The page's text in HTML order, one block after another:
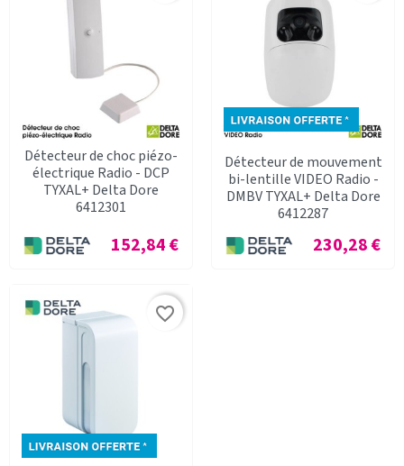
Détecteur de choc piézo-
électrique Radio - DCP
TYXAL+ Delta Dore
6412301
Prix
152,84 €
Détecteur de mouvement
bi-lentille VIDEO Radio -
DMBV TYXAL+ Delta Dore
6412287
Prix
230,28 €
favorite_border